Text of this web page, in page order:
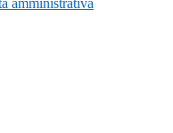
amministrativa